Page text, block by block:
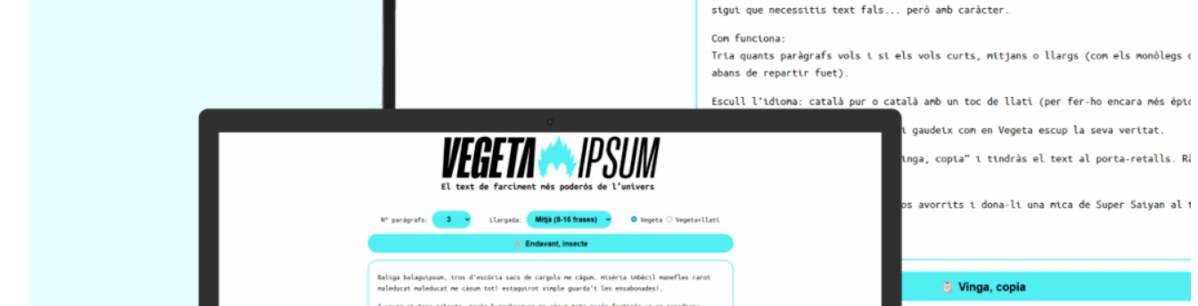
Idioma i to personalitzable: pots triar
només cal fer clic a “Vinga, copia” per
tenir-lo al porta-retalls i col·locar-lo on
vulguis.